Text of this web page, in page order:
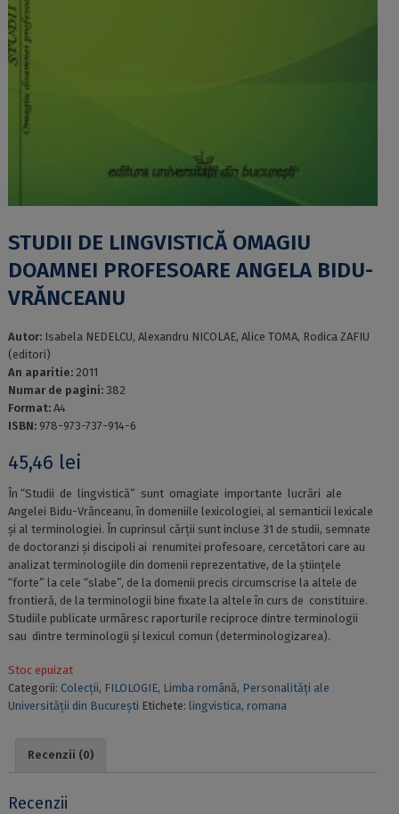
STUDII DE LINGVISTICĂ OMAGIU
DOAMNEI PROFESOARE ANGELA BIDU-
VRĂNCEANU
Autor: Isabela NEDELCU, Alexandru NICOLAE, Alice TOMA, Rodica ZAFIU
(editori)
An aparitie: 2011
Numar de pagini: 382
Format: A4
ISBN: 978-973-737-914-6
45,46 lei
În “Studii de lingvistică” sunt omagiate importante lucrări ale
Angelei Bidu-Vrănceanu, în domeniile lexicologiei, al semanticii lexicale
și al terminologiei. În cuprinsul cărții sunt incluse 31 de studii, semnate
de doctoranzi și discipoli ai renumitei profesoare, cercetători care au
analizat terminologiile din domenii reprezentative, de la științele
“forte” la cele “slabe”, de la domenii precis circumscrise la altele de
frontieră, de la terminologii bine fixate la altele în curs de constituire.
Studiile publicate urmăresc raporturile reciproce dintre terminologii
sau dintre terminologii și lexicul comun (determinologizarea).
Stoc epuizat
Categorii: Colecții, FILOLOGIE, Limba română, Personalităţi ale
Universităţii din Bucureşti Etichete: lingvistica, romana
Recenzii (0)
Recenzii